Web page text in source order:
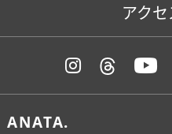
アク
ANATA.